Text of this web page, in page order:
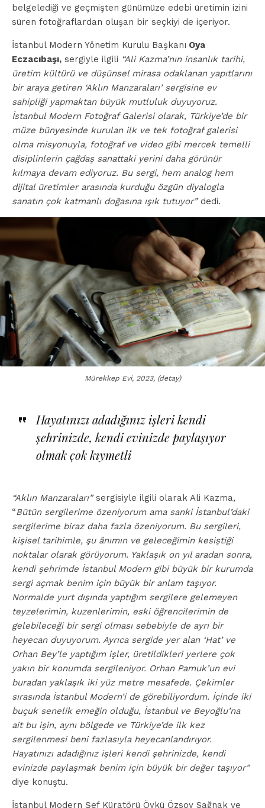
belgelediği ve geçmişten günümüze edebi üretimin izini
süren fotoğraflardan oluşan bir seçkiyi de içeriyor.
İstanbul Modern Yönetim Kurulu Başkanı Oya
Eczacıbaşı, sergiyle ilgili “Ali Kazma’nın insanlık tarihi,
üretim kültürü ve düşünsel mirasa odaklanan yapıtlarını
bir araya getiren ‘Aklın Manzaraları’ sergisine ev
sahipliği yapmaktan büyük mutluluk duyuyoruz.
İstanbul Modern Fotoğraf Galerisi olarak, Türkiye’de bir
müze bünyesinde kurulan ilk ve tek fotoğraf galerisi
olma misyonuyla, fotoğraf ve video gibi mercek temelli
disiplinlerin çağdaş sanattaki yerini daha görünür
kılmaya devam ediyoruz. Bu sergi, hem analog hem
dijital üretimler arasında kurduğu özgün diyalogla
sanatın çok katmanlı doğasına ışık tutuyor”dedi.
Mürekkep Evi, 2023, (detay)
Hayatınızı adadığınız işleri kendi
şehrinizde, kendi evinizde paylaşıyor
olmak çok kıymetli
“Aklın Manzaraları”sergisiyle ilgili olarak Ali Kazma,
“Bütün sergilerime özeniyorum ama sanki İstanbul’daki
sergilerime biraz daha fazla özeniyorum. Bu sergileri,
kişisel tarihimle, şu ânımın ve geleceğimin kesiştiği
noktalar olarak görüyorum. Yaklaşık on yıl aradan sonra,
kendi şehrimde İstanbul Modern gibi büyük bir kurumda
sergi açmak benim için büyük bir anlam taşıyor.
Normalde yurt dışında yaptığım sergilere gelemeyen
teyzelerimin, kuzenlerimin, eski öğrencilerimin de
gelebileceği bir sergi olması sebebiyle de ayrı bir
heyecan duyuyorum. Ayrıca sergide yer alan ‘Hat’ ve
Orhan Bey’le yaptığım işler, üretildikleri yerlere çok
yakın bir konumda sergileniyor. Orhan Pamuk’un evi
buradan yaklaşık iki yüz metre mesafede. Çekimler
sırasında İstanbul Modern’i de görebiliyordum. İçinde iki
buçuk senelik emeğin olduğu, İstanbul ve Beyoğlu’na
ait bu işin, aynı bölgede ve Türkiye’de ilk kez
sergilenmesi beni fazlasıyla heyecanlandırıyor.
Hayatınızı adadığınız işleri kendi şehrinizde, kendi
evinizde paylaşmak benim için büyük bir değer taşıyor”
diye konuştu.
İstanbul Modern Şef Küratörü Öykü Özsoy Sağnak ve